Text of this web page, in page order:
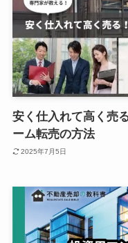
安く仕入れて高く売
ーム転売の方法
2025年7月5日